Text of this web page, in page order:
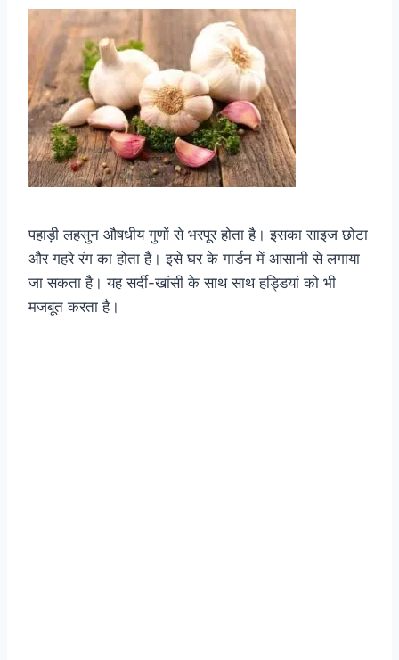
पहाड़ी लहसुन औषधीय गुणों से भरपूर होता है। इसका साइज छोटा
और गहरे रंग का होता है। इसे घर के गार्डन में आसानी से लगाया
जा सकता है। यह सर्दी-खांसी के साथ साथ हड्डियां को भी
मजबूत करता है।